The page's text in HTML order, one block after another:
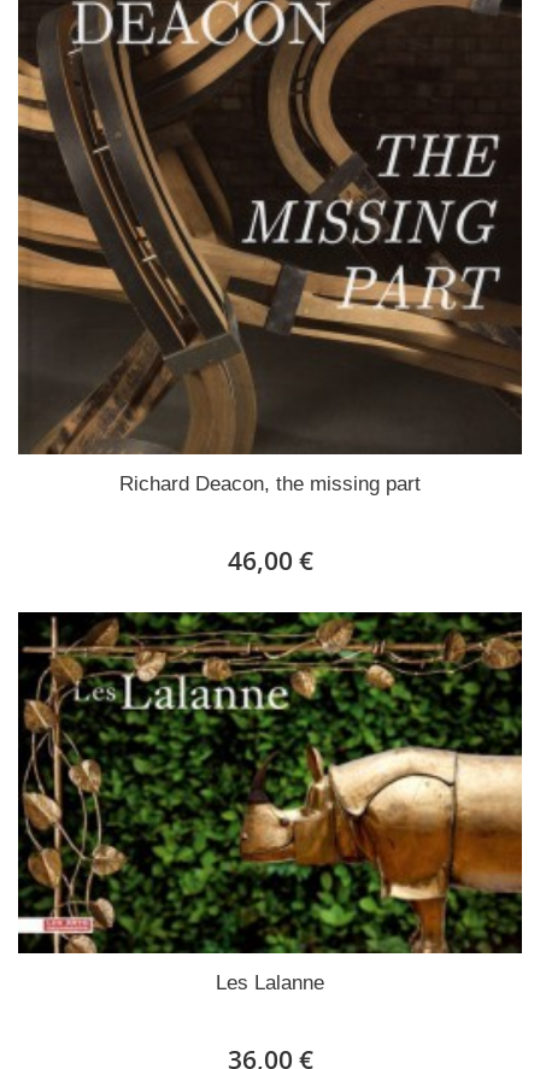
Richard Deacon, the missing part
46,00 €
Les Lalanne
36,00 €